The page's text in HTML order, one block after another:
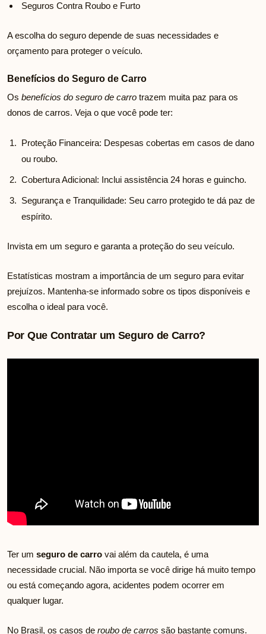
Seguros Contra Roubo e Furto
A escolha do seguro depende de suas necessidades e
orçamento para proteger o veículo.
Benefícios do Seguro de Carro
Os benefícios do seguro de carro trazem muita paz para os
donos de carros. Veja o que você pode ter:
Proteção Financeira: Despesas cobertas em casos de dano
ou roubo.
Cobertura Adicional: Inclui assistência 24 horas e guincho.
Segurança e Tranquilidade: Seu carro protegido te dá paz de
espírito.
Invista em um seguro e garanta a proteção do seu veículo.
Estatísticas mostram a importância de um seguro para evitar
prejuízos. Mantenha-se informado sobre os tipos disponíveis e
escolha o ideal para você.
Por Que Contratar um Seguro de Carro?
Ter um seguro de carro vai além da cautela, é uma
necessidade crucial. Não importa se você dirige há muito tempo
ou está começando agora, acidentes podem ocorrer em
qualquer lugar.
No Brasil, os casos de roubo de carros são bastante comuns.